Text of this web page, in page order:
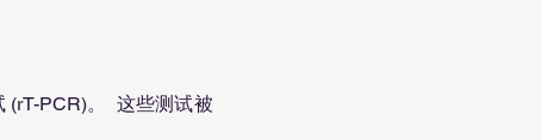
(rT-PCR)。 这些测试被